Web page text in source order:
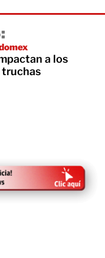
a los